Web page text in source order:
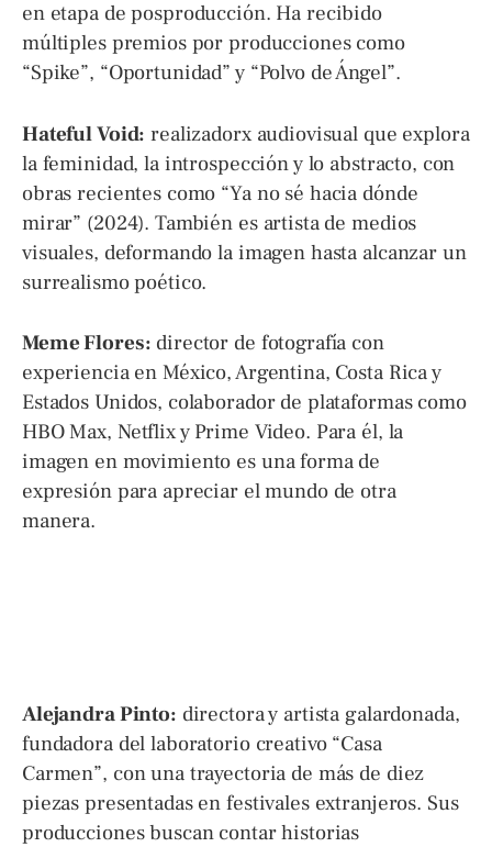
en etapa de posproducción. Ha recibido
múltiples premios por producciones como
“Spike”, “Oportunidad” y “Polvo de Ángel”.
Hateful Void: realizadorx audiovisual que explora
la feminidad, la introspección y lo abstracto, con
obras recientes como “Ya no sé hacia dónde
mirar” (2024). También es artista de medios
visuales, deformando la imagen hasta alcanzar un
surrealismo poético.
Meme Flores: director de fotografía con
experiencia en México, Argentina, Costa Rica y
Estados Unidos, colaborador de plataformas como
HBO Max, Netflix y Prime Video. Para él, la
imagen en movimiento es una forma de
expresión para apreciar el mundo de otra
manera.
Alejandra Pinto: directora y artista galardonada,
fundadora del laboratorio creativo “Casa
Carmen”, con una trayectoria de más de diez
piezas presentadas en festivales extranjeros. Sus
producciones buscan contar historias